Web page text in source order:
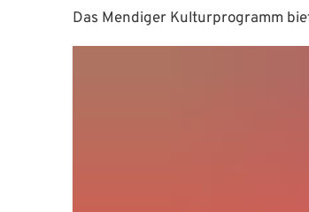
Das Mendiger Kulturprogramm